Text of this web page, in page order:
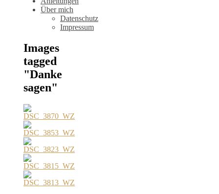
Über mich
Datenschutz
Impressum
Images
tagged
"Danke
sagen"